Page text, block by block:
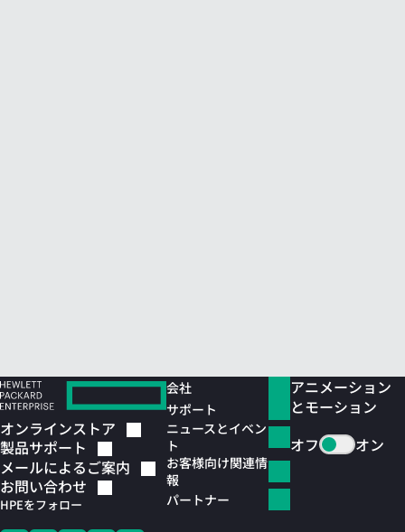
オンラインストア
製品サポート
メールによるご案内
お問い合わせ
HPEをフォロー
会社
サポート
ニュースとイベン
ト
お客様向け関連情
報
パートナー
アニメーション
とモーション
オフ
オン